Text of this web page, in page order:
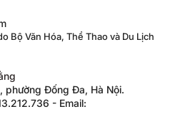
Bộ Văn Hóa, Thể Thao và Du Lịch
phường Đống Đa, Hà Nội.
- Email: